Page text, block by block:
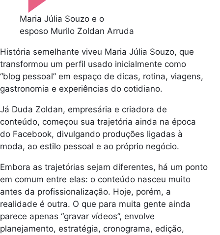
Maria Júlia Souzo e o
esposo Murilo Zoldan Arruda
História semelhante viveu Maria Júlia Souzo, que
transformou um perfil usado inicialmente como
“blog pessoal” em espaço de dicas, rotina, viagens,
gastronomia e experiências do cotidiano.
Já Duda Zoldan, empresária e criadora de
conteúdo, começou sua trajetória ainda na época
do Facebook, divulgando produções ligadas à
moda, ao estilo pessoal e ao próprio negócio.
Embora as trajetórias sejam diferentes, há um ponto
em comum entre elas: o conteúdo nasceu muito
antes da profissionalização. Hoje, porém, a
realidade é outra. O que para muita gente ainda
parece apenas “gravar vídeos”, envolve
planejamento, estratégia, cronograma, edição,